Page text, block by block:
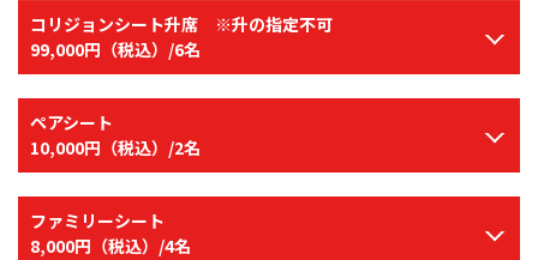
コリジョンシート升席 ※升の指定不可
99,000円（税込）/6名
ペアシート
10,000円（税込）/2名
ファミリーシート
8,000円（税込）/4名